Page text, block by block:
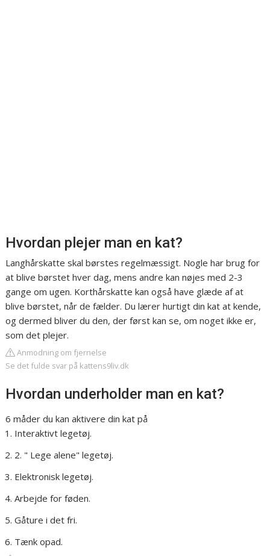
Hvordan plejer man en kat?
Langhårskatte skal børstes regelmæssigt. Nogle har brug for
at blive børstet hver dag, mens andre kan nøjes med 2-3
gange om ugen. Korthårskatte kan også have glæde af at
blive børstet, når de fælder. Du lærer hurtigt din kat at kende,
og dermed bliver du den, der først kan se, om noget ikke er,
som det plejer.
Anmodning om fjernelse
Se det fulde svar på kattens9liv.dk
Hvordan underholder man en kat?
6 måder du kan aktivere din kat på
Interaktivt legetøj.
2. " Lege alene" legetøj.
Elektronisk legetøj.
Arbejde for føden.
Gåture i det fri.
Tænk opad.